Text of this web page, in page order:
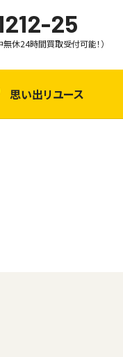
25
休24時間買取受付可能！）
思い出リユース